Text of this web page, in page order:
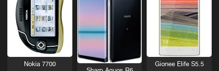
Gionee Elife S5.5
Nokia 7700